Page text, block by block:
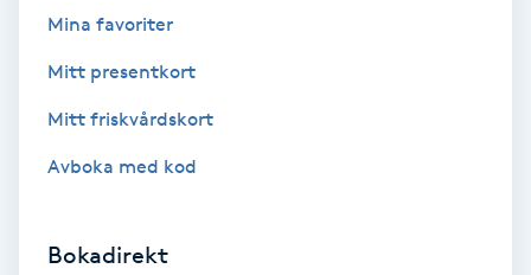
Diamantslipning
Mina favoriter
Mitt presentkort
Mitt friskvårdskort
Avboka med kod
Bokadirekt